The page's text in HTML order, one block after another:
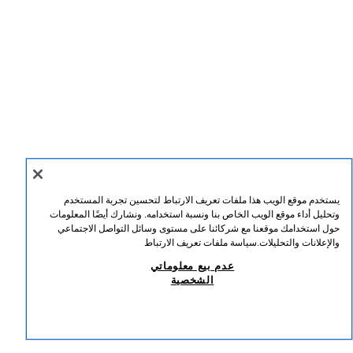
يستخدم موقع الويب هذا ملفات تعريف الارتباط لتحسين تجربة المستخدم
وتحليل أداء موقع الويب الخاص بنا ونسبة استخدامه. ونشارك أيضًا المعلومات
حول استخدامك موقعنا مع شركائنا على مستوى وسائل التواصل الاجتماعي
والإعلانات والتحليلات.سياسة ملفات تعريف الارتباط
عدم بيع معلوماتي
الشخصية